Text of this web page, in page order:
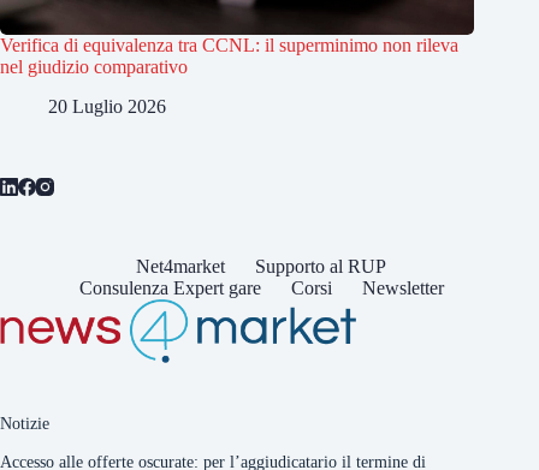
Verifica di equivalenza tra CCNL: il superminimo non rileva
nel giudizio comparativo
20 Luglio 2026
Net4market
Supporto al RUP
Consulenza Expert gare
Corsi Newsletter
Notizie
Accesso alle offerte oscurate: per l’aggiudicatario il termine di